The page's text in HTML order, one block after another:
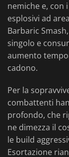
nemiche e, con
esplosivi ad
Barbaric
singolo e
aumento
cadono.
Per la
combattenti
profondo, che
ne dimezza il
le build
Esortazione